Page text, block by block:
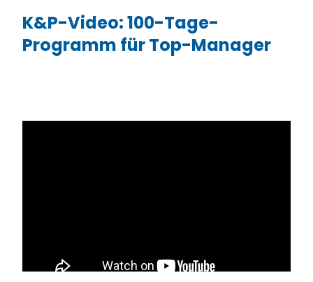
K&P-Video: 100-Tage-
Programm für Top-Manager